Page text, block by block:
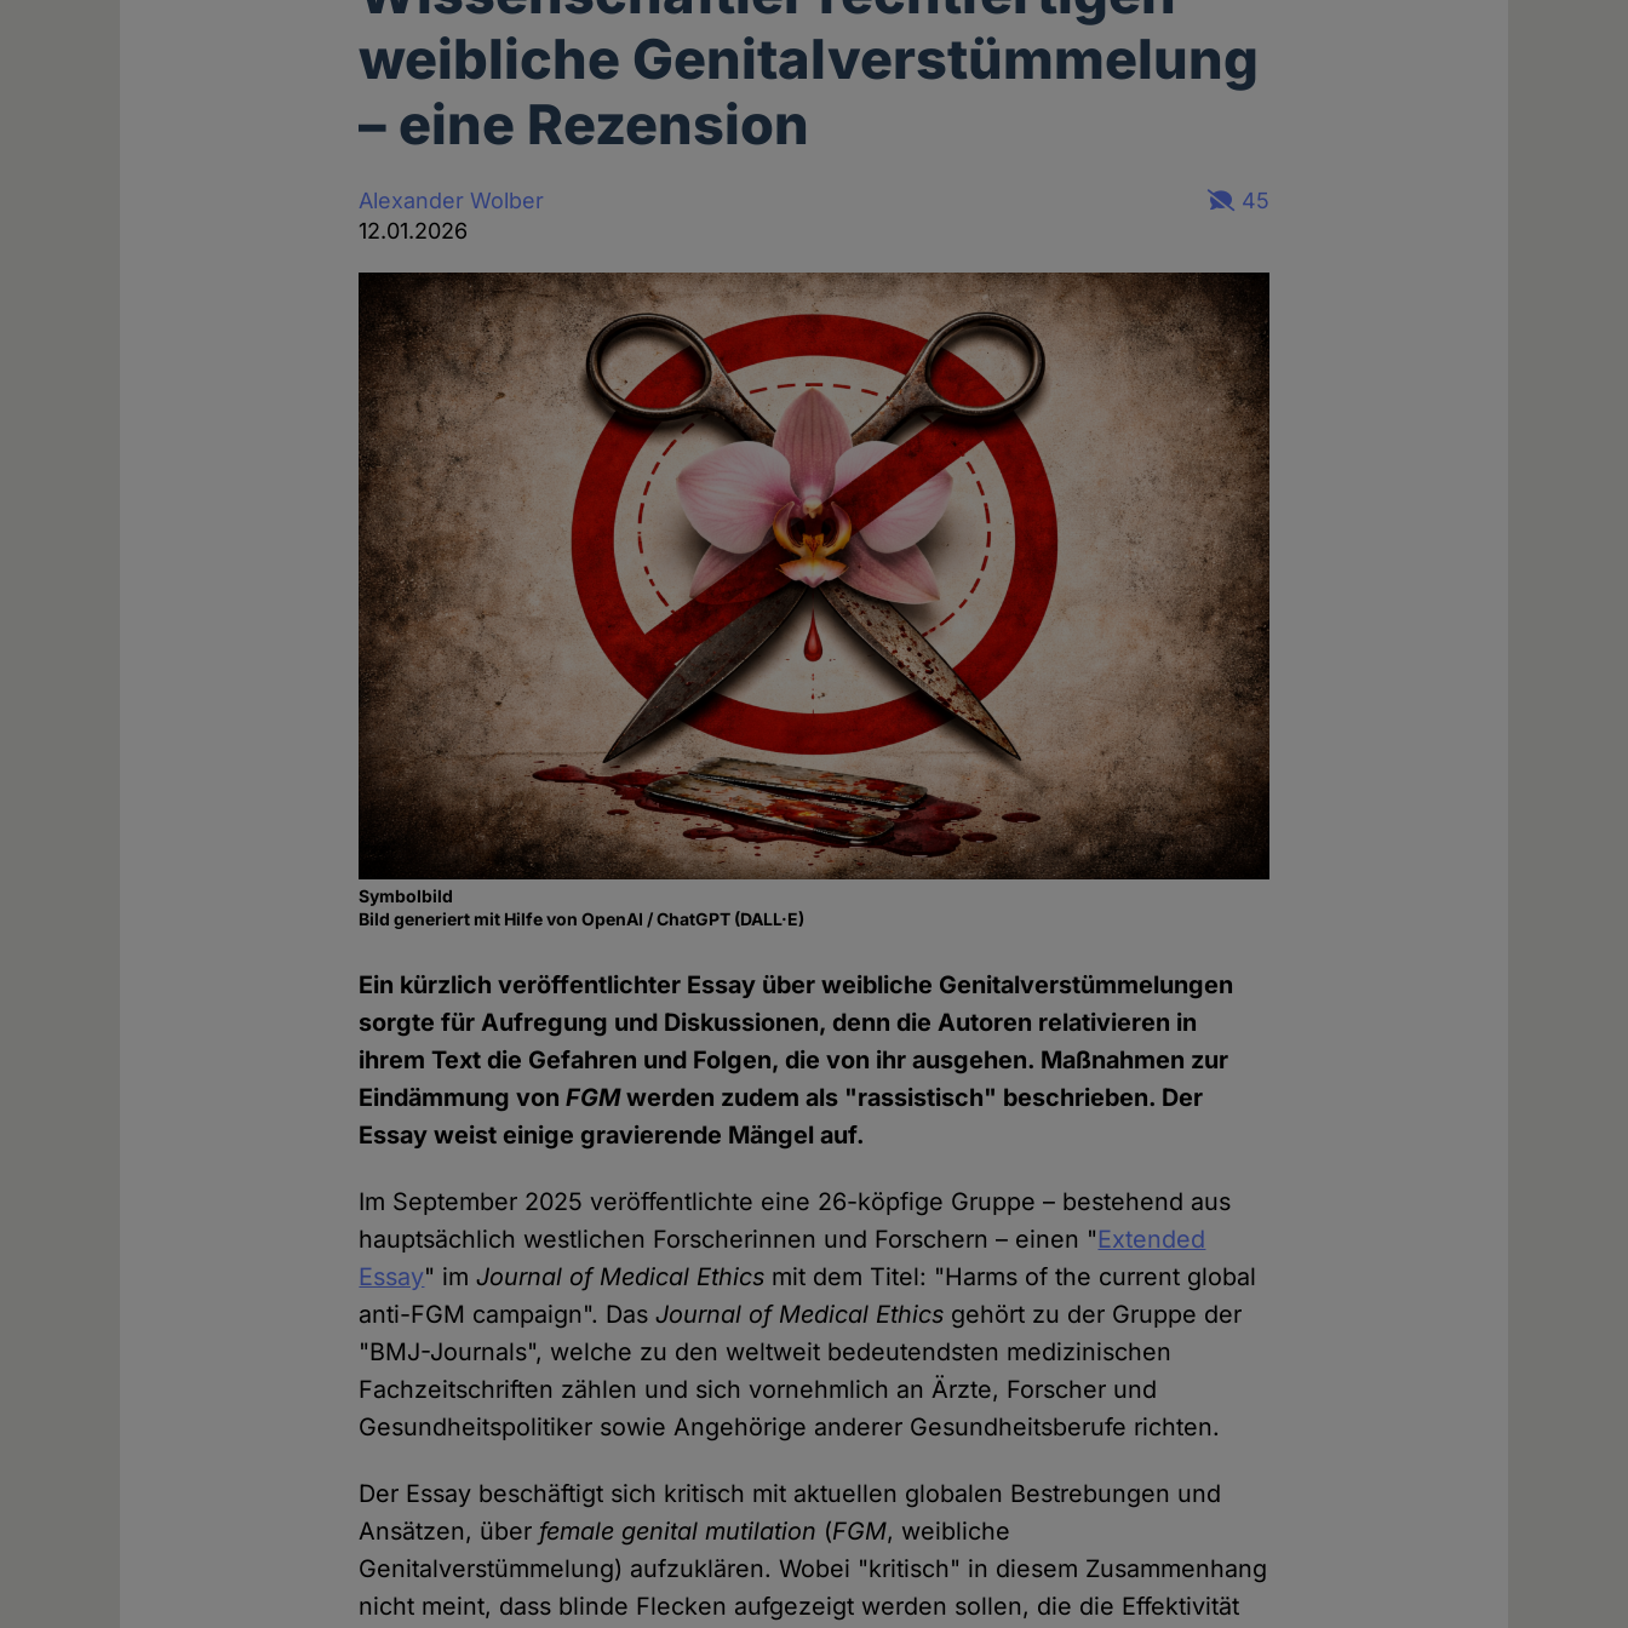
weibliche Genitalverstümmelung
– eine Rezension
Alexander Wolber
12.01.2026
45
Symbolbild
Bild generiert mit Hilfe von OpenAI / ChatGPT (DALL·E)
Ein kürzlich veröffentlichter Essay über weibliche Genitalverstümmelungen
sorgte für Aufregung und Diskussionen, denn die Autoren relativieren in
ihrem Text die Gefahren und Folgen, die von ihr ausgehen. Maßnahmen zur
Eindämmung vonFGMwerden zudem als "rassistisch" beschrieben. Der
Essay weist einige gravierende Mängel auf.
Im September 2025 veröffentlichte eine 26-köpfige Gruppe – bestehend aus
hauptsächlich westlichen Forscherinnen und Forschern – einen "Extended
Essay" imJournal of Medical Ethics mit dem Titel: "Harms of the current global
anti-FGM campaign". DasJournal of Medical Ethics gehört zu der Gruppe der
"BMJ-Journals", welche zu den weltweit bedeutendsten medizinischen
Fachzeitschriften zählen und sich vornehmlich an Ärzte, Forscher und
Gesundheitspolitiker sowie Angehörige anderer Gesundheitsberufe richten.
Der Essay beschäftigt sich kritisch mit aktuellen globalen Bestrebungen und
Ansätzen, über female genital mutilation (FGM, weibliche
Genitalverstümmelung) aufzuklären. Wobei "kritisch" in diesem Zusammenhang
nicht meint, dass blinde Flecken aufgezeigt werden sollen, die die Effektivität